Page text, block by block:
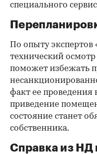
специального
По опыту
технический
поможет избежать
факт ее проведения
приведение
состояние станет
собственника.
Справка из